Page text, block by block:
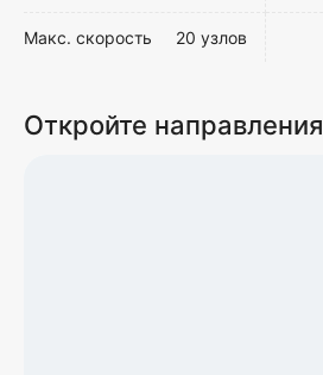
Макс. скорость 20 узлов
Откройте направления